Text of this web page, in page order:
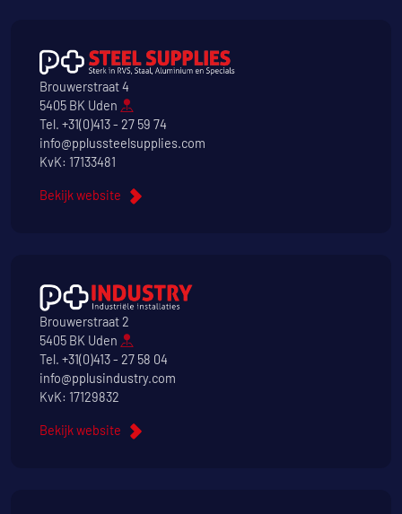
Brouwerstraat 4
5405 BK Uden
Tel. +31(0)413 - 27 59 74
info@pplussteelsupplies.com
KvK: 17133481
Bekijk website
Brouwerstraat 2
5405 BK Uden
Tel. +31(0)413 - 27 58 04
info@pplusindustry.com
KvK: 17129832
Bekijk website